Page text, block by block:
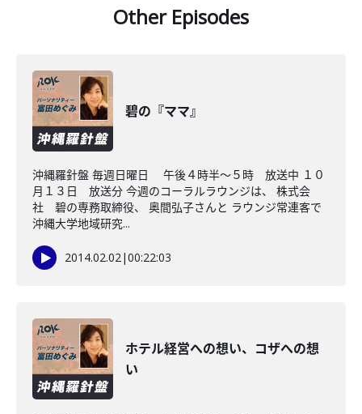
Other Episodes
碧の『ママ』
沖縄羅針盤 毎週日曜日 午後４時半～５時 放送中 １０
月１３日 放送分 今週のコーラルラウンジは、 株式会
社 碧の専務取締役、 奥間弘子さんと ラウンジ常連客で
沖縄大学地域研究...
2014.02.02|00:22:03
ホテル経営への想い、コザへの想
い